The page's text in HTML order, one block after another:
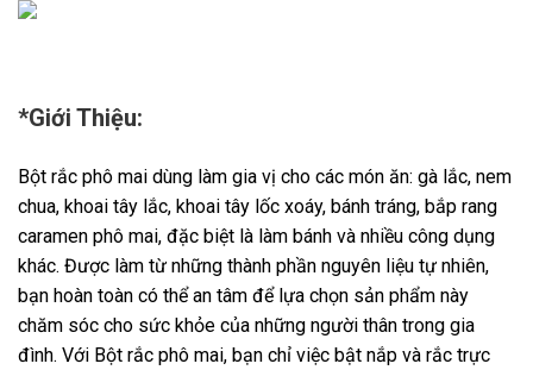
*Giới Thiệu:
Bột rắc phô mai dùng làm gia vị cho các món ăn: gà lắc, nem
chua, khoai tây lắc, khoai tây lốc xoáy, bánh tráng, bắp rang
caramen phô mai, đặc biệt là làm bánh và nhiều công dụng
khác. Được làm từ những thành phần nguyên liệu tự nhiên,
bạn hoàn toàn có thể an tâm để lựa chọn sản phẩm này
chăm sóc cho sức khỏe của những người thân trong gia
đình. Với Bột rắc phô mai, bạn chỉ việc bật nắp và rắc trực